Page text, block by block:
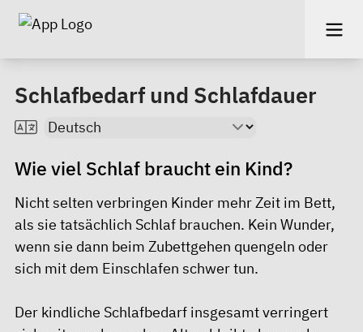
Schlafbedarf und Schlafdauer
Wie viel Schlaf braucht ein Kind?
Nicht selten verbringen Kinder mehr Zeit im Bett,
als sie tatsächlich Schlaf brauchen. Kein Wunder,
wenn sie dann beim Zubettgehen quengeln oder
sich mit dem Einschlafen schwer tun.
Der kindliche Schlafbedarf insgesamt verringert